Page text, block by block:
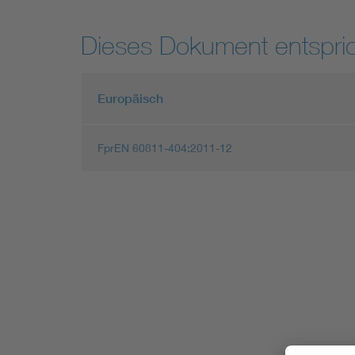
Dieses Dokument
Europäisch
FprEN 60811-404:2011-12